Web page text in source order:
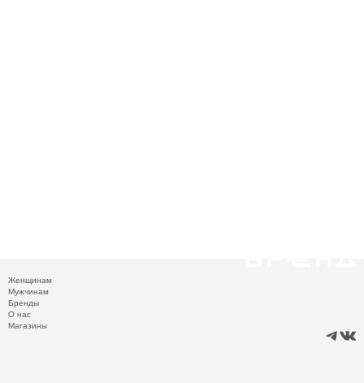
Женщинам
Мужчинам
Бренды
О нас
Магазины